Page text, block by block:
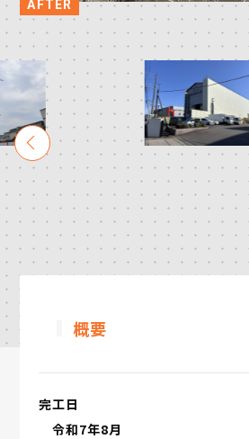
概要
完工日
令和7年8月